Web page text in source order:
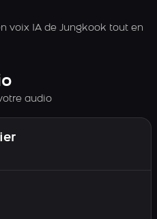
voix IA de Jungkook tout en
audio